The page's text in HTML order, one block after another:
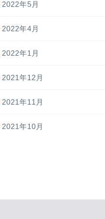
2022年5月
2022年4月
2022年1月
2021年12月
2021年11月
2021年10月